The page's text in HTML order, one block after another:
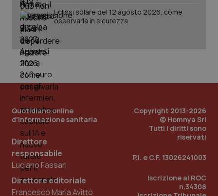
Eclissi solare del 12 agosto 2026, come
osservarla in sicurezza
Quotidiano online
d'informazione sanitaria
Direttore
responsabile
Luciano Fassari
Direttore editoriale
Francesco Maria Avitto
Copyright 2013-2026
© Homnya Srl
Tutti i diritti sono
riservati
P.I. e C.F. 13026241003
Iscrizione al ROC
n.34308
_ga_KM60CM4NPH .quotidianosanita.it
1
mese